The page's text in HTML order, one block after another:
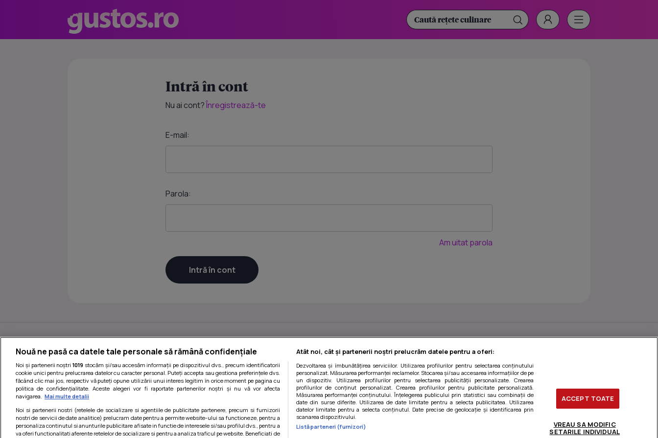
Intră în cont
Nu ai cont?Înregistrează-te
E-mail:
Parola:
Am uitat parola
Termeni si conditii|Politica de confidentialitate Politica de utilizare cookie-uri
Nouă ne pasă ca datele tale personale să rămână confidențiale
Noi și partenerii noștri1019 stocăm și/sau accesăm informații pe dispozitivul dvs., precum identificatorii
cookie unici pentru prelucrarea datelor cu caracter personal. Puteți accepta sau gestiona preferințele dvs.
făcând clic mai jos, respectiv vă puteți opune utilizării unui interes legitim în orice moment pe pagina cu
politica de confidențialitate. Aceste alegeri vor fi raportate partenerilor noștri și nu vă vor afecta
navigarea. Mai multe detalii
Noi si partenerii nostri (retelele de socializare si agentiile de publicitate partenere, precum si furnizorii
nostri de servicii de date analitice) prelucram date pentru a permite website-ului sa functioneze, pentru a
personaliza continutul si anunturile publicitare afisate in functie de interesele si/sau profilul dvs., pentru a
va oferi functionalitati aferente retelelor de socializare si pentru a analiza traficul pe website. Beneficiati de
Atât noi, cât și partenerii noștri prelucrăm datele pentru a oferi:
Dezvoltarea și îmbunătățirea serviciilor. Utilizarea profilurilor pentru selectarea conținutului
personalizat. Măsurarea performanței reclamelor. Stocarea și/sau accesarea informațiilor de pe
un dispozitiv. Utilizarea profilurilor pentru selectarea publicității personalizate. Crearea
profilurilor de conținut personalizat. Crearea profilurilor pentru publicitate personalizată.
Măsurarea performanței conținutului. Înțelegerea publicului prin statistici sau combinații de
date din surse diferite. Utilizarea de date limitate pentru a selecta publicitatea. Utilizarea
datelor limitate pentru a selecta conținutul. Date precise de geolocație și identificarea prin
scanarea dispozitivului.
Listă parteneri (furnizori)
ACCEPT TOATE
VREAU SA MODIFIC
SETARILE INDIVIDUAL